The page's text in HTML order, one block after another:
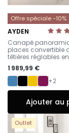
Offre spéciale -10%
AYDEN
-
Canapé
places convertible
têtières réglables
1 989,99 €
+2
Ajouter au
Outlet